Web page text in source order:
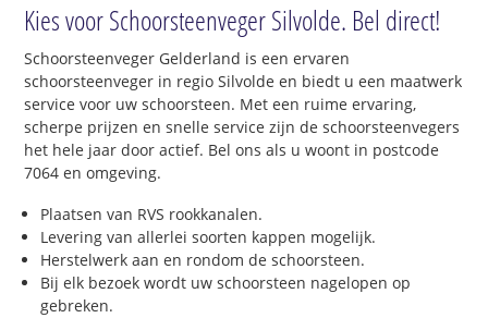
Kies voor Schoorsteenveger Silvolde. Bel direct!
Schoorsteenveger Gelderland is een ervaren
schoorsteenveger in regio Silvolde en biedt u een maatwerk
service voor uw schoorsteen. Met een ruime ervaring,
scherpe prijzen en snelle service zijn de schoorsteenvegers
het hele jaar door actief. Bel ons als u woont in postcode
7064 en omgeving.
Plaatsen van RVS rookkanalen.
Levering van allerlei soorten kappen mogelijk.
Herstelwerk aan en rondom de schoorsteen.
Bij elk bezoek wordt uw schoorsteen nagelopen op
gebreken.